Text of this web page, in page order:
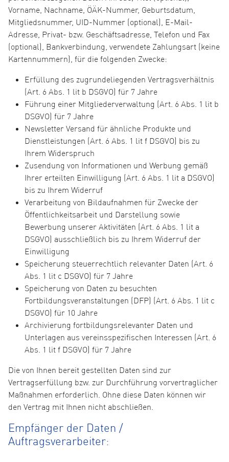
Vorname, Nachname, ÖÄK-Nummer, Geburtsdatum,
Mitgliedsnummer, UID-Nummer (optional), E-Mail-
Adresse, Privat- bzw. Geschäftsadresse, Telefon und Fax
(optional), Bankverbindung, verwendete Zahlungsart (keine
Kartennummern), für die folgenden Zwecke:
Erfüllung des zugrundeliegenden Vertragsverhältnis
(Art. 6 Abs. 1 lit b DSGVO) für 7 Jahre
Führung einer Mitgliederverwaltung (Art. 6 Abs. 1 lit b
DSGVO) für 7 Jahre
Newsletter Versand für ähnliche Produkte und
Dienstleistungen (Art. 6 Abs. 1 lit f DSGVO) bis zu
Ihrem Widerspruch
Zusendung von Informationen und Werbung gemäß
Ihrer erteilten Einwilligung (Art. 6 Abs. 1 lit a DSGVO)
bis zu Ihrem Widerruf
Verarbeitung von Bildaufnahmen für Zwecke der
Öffentlichkeitsarbeit und Darstellung sowie
Bewerbung unserer Aktivitäten (Art. 6 Abs. 1 lit a
DSGVO) ausschließlich bis zu Ihrem Widerruf der
Einwilligung
Speicherung steuerrechtlich relevanter Daten (Art. 6
Abs. 1 lit c DSGVO) für 7 Jahre
Speicherung von Daten zu besuchten
Fortbildungsveranstaltungen (DFP) (Art. 6 Abs. 1 lit c
DSGVO) für 10 Jahre
Archivierung fortbildungsrelevanter Daten und
Unterlagen aus vereinsspezifischen Interessen (Art. 6
Abs. 1 lit f DSGVO) für 7 Jahre
Die von Ihnen bereit gestellten Daten sind zur
Vertragserfüllung bzw. zur Durchführung vorvertraglicher
Maßnahmen erforderlich. Ohne diese Daten können wir
den Vertrag mit Ihnen nicht abschließen.
Empfänger der Daten /
Auftragsverarbeiter: